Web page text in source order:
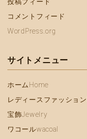
コメントフィード
WordPress.org
サイトメニュー
ホーム Home
レディースファッション
宝飾Jewelry
ワコールwacoal